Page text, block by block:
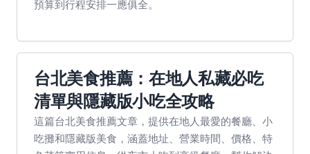
預算到行程安排一應俱全。
台北美食推薦：在地人私藏必吃
清單與隱藏版小吃全攻略
這篇台北美食推薦文章，提供在地人最愛的餐廳、小
吃攤和隱藏版美食，涵蓋地址、營業時間、價格、特